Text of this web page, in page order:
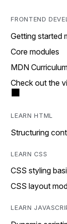
FRONTEND
Getting started
Core modules
MDN
Check out the
LEARN HTML
Structuring
LEARN CSS
CSS styling
CSS layout
LEARN